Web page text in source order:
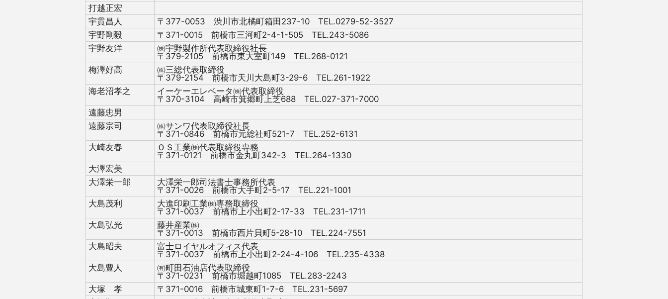
打越正宏
宇貫昌人
〒377-0053 渋川市北橘町箱田237-10 TEL.0279-52-3527
宇野剛毅
〒371-0015 前橋市三河町2-4-1-505 TEL.243-5086
宇野友洋
㈱宇野製作所代表取締役社長
〒379-2105 前橋市東大室町149 TEL.268-0121
梅澤好高
㈱三総代表取締役
〒379-2154 前橋市天川大島町3-29-6 TEL.261-1922
海老沼孝之
イーケーエレベータ㈱代表取締役
〒370-3104 高崎市箕郷町上芝688 TEL.027-371-7000
遠藤忠男
遠藤宗司
㈱サンワ代表取締役社長
〒371-0846 前橋市元総社町521-7 TEL.252-6131
大崎友春
ＯＳ工業㈱代表取締役専務
〒371-0121 前橋市金丸町342-3 TEL.264-1330
大澤宏美
大澤栄一郎
大澤栄一郎司法書士事務所代表
〒371-0026 前橋市大手町2-5-17 TEL.221-1001
大島茂利
大進印刷工業㈱専務取締役
〒371-0037 前橋市上小出町2-17-33 TEL.231-1711
大島弘光
藤井産業㈱
〒371-0013 前橋市西片貝町5-28-10 TEL.224-7551
大島昭夫
富士ロイヤルオフィス代表
〒371-0037 前橋市上小出町2-24-4-106 TEL.235-4338
大島豊人
㈲町田石油店代表取締役
〒371-0231 前橋市堀越町1085 TEL.283-2243
大塚 孝
〒371-0016 前橋市城東町1-7-6 TEL.231-5697